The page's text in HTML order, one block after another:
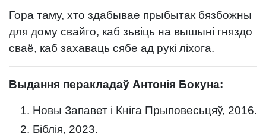
Гора таму, хто здабывае прыбытак бязбожны
для дому свайго, каб зьвіць на вышыні гняздо
сваё, каб захаваць сябе ад рукі ліхога.
Выдання перакладаў Антонія Бокуна:
Новы Запавет і Кніга Прыповесьцяў, 2016.
Біблія, 2023.